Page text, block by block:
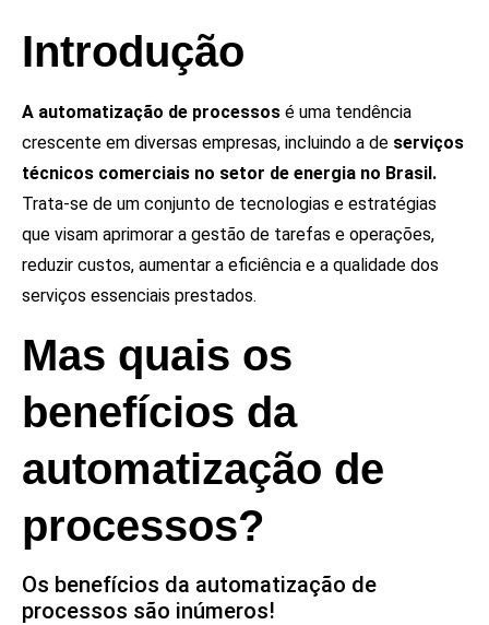
Introdução
A automatização de processos é uma tendência
crescente em diversas empresas, incluindo a de serviços
técnicos comerciais no setor de energia no Brasil.
Trata-se de um conjunto de tecnologias e estratégias
que visam aprimorar a gestão de tarefas e operações,
reduzir custos, aumentar a eficiência e a qualidade dos
serviços essenciais prestados.
Mas quais os
benefícios da
automatização de
processos?
Os benefícios da automatização de
processos são inúmeros!